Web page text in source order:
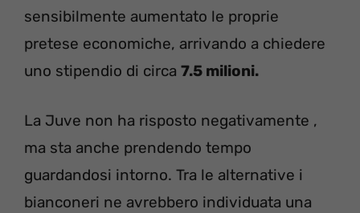
sensibilmente aumentato le proprie
pretese economiche, arrivando a chiedere
uno stipendio di circa 7.5 milioni.
La Juve non ha risposto negativamente ,
ma sta anche prendendo tempo
guardandosi intorno. Tra le alternative i
bianconeri ne avrebbero individuata una